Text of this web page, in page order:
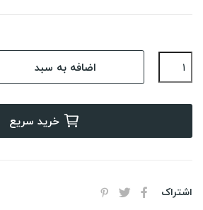
اضافه به سبد
خرید سریع
اشتراک